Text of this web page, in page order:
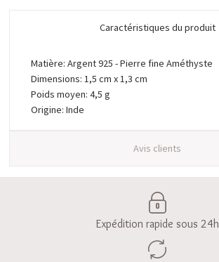
Caractéristiques du produit
Matière: Argent 925 - Pierre fine Améthyste
Dimensions: 1,5 cm x 1,3 cm
Poids moyen: 4,5 g
Origine: Inde
Avis clients
Expédition rapide sous 24h